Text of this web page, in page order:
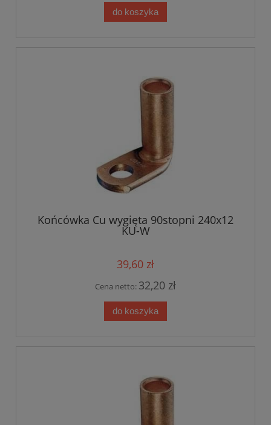
do koszyka
Końcówka Cu wygięta 90stopni 240x12
KU-W
39,60 zł
Cena netto: 32,20 zł
do koszyka